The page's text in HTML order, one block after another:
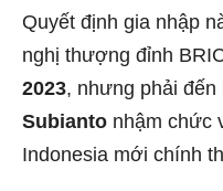
Quyết định gia nhập
nghị thượng đỉnh
2023, nhưng phải đến
Subianto nhậm chức
Indonesia mới chính